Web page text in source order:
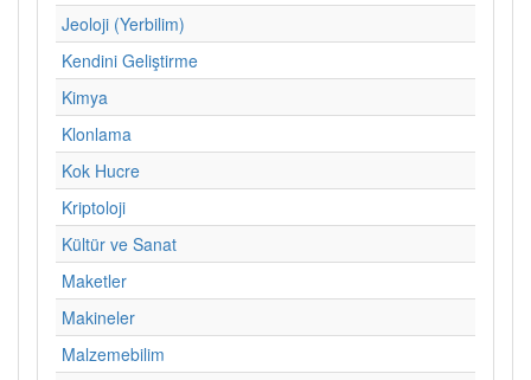
Jeoloji (Yerbilim)
Kendini Geliştirme
Kimya
Klonlama
Kok Hucre
Kriptoloji
Kültür ve Sanat
Maketler
Makineler
Malzemebilim